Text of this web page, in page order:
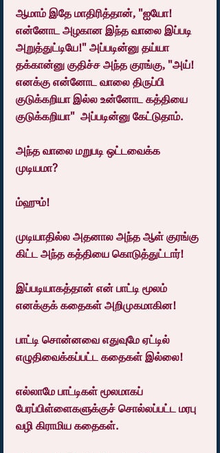
ஆமாம் இதே மாதிரித்தான், "ஐயோ!
என்னோட அழகான இந்த வாலை இப்படி
அறுத்துட்டியே!" அப்படின்னு தய்யா
தக்கான்னு குதிச்ச அந்த குரங்கு, "அய்!
எனக்கு என்னோட வாலை திருப்பி
குடுக்கறியா இல்ல உன்னோட கத்தியை
குடுக்கறியா"  அப்படின்னு கேட்டுதாம்.
அந்த வாலை மறுபடி ஒட்டவைக்க
முடியமா?
ம்ஹும்!
முடியாதில்ல அதனால அந்த ஆள் குரங்கு
கிட்ட அந்த கத்தியை கொடுத்துட்டார்!
இப்படியாகத்தான் என் பாட்டி மூலம்
எனக்குக் கதைகள் அறிமுகமாகின!
பாட்டி சொன்னவை எதுவுமே ஏட்டில்
எழுதிவைக்கப்பட்ட கதைகள் இல்லை!
எல்லாமே பாட்டிகள் மூலமாகப்
பேரப்பிள்ளைகளுக்குச் சொல்லப்பட்ட மரபு
வழி கிராமிய கதைகள்.